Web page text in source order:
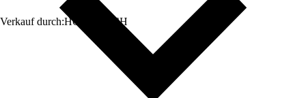
Verkauf durch:HORNBACH